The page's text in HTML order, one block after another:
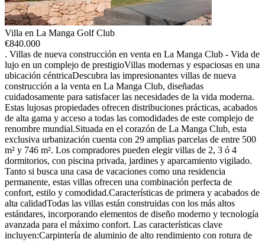
Villa en La Manga Golf Club
€840.000
. Villas de nueva construcción en venta en La Manga Club - Vida de
lujo en un complejo de prestigioVillas modernas y espaciosas en una
ubicación céntricaDescubra las impresionantes villas de nueva
construcción a la venta en La Manga Club, diseñadas
cuidadosamente para satisfacer las necesidades de la vida moderna.
Estas lujosas propiedades ofrecen distribuciones prácticas, acabados
de alta gama y acceso a todas las comodidades de este complejo de
renombre mundial.Situada en el corazón de La Manga Club, esta
exclusiva urbanización cuenta con 29 amplias parcelas de entre 500
m² y 746 m². Los compradores pueden elegir villas de 2, 3 ó 4
dormitorios, con piscina privada, jardines y aparcamiento vigilado.
Tanto si busca una casa de vacaciones como una residencia
permanente, estas villas ofrecen una combinación perfecta de
confort, estilo y comodidad.Características de primera y acabados de
alta calidadTodas las villas están construidas con los más altos
estándares, incorporando elementos de diseño moderno y tecnología
avanzada para el máximo confort. Las características clave
incluyen:Carpintería de aluminio de alto rendimiento con rotura de